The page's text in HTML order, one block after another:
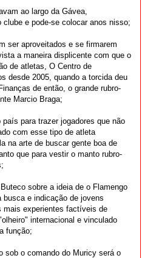
ao largo da Gávea,
e pode-se colocar anos nisso;
ser aproveitados e se firmarem
a maneira displicente com que o
de atletas, O Centro de
desde 2005, quando a torcida deu
de então, o grande rubro-
Marcio Braga;
para trazer jogadores que não
com esse tipo de atleta
na arte de buscar gente boa de
que para vestir o manto rubro-
sobre a ideia de o Flamengo
busca e indicação de jovens
mais experientes factíveis de
internacional e vinculado
função;
sob o comando do Muricy será o